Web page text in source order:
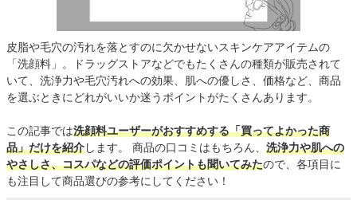
皮脂や毛穴の汚れを落とすのに欠かせないスキンケアアイテムの
「洗顔料」。ドラッグストアなどでもたくさんの種類が販売されて
いて、洗浄力や毛穴汚れへの効果、肌への優しさ、価格など、商品
を選ぶときにどれがいいか迷うポイントがたくさんあります。
この記事では洗顔料ユーザーがおすすめする「買ってよかった商
品」だけを紹介します。 商品の口コミはもちろん、 洗浄力や肌への
やさしさ、コスパなどの評価ポイントも聞いてみたので、各項目に
も注目して商品選びの参考にしてください！